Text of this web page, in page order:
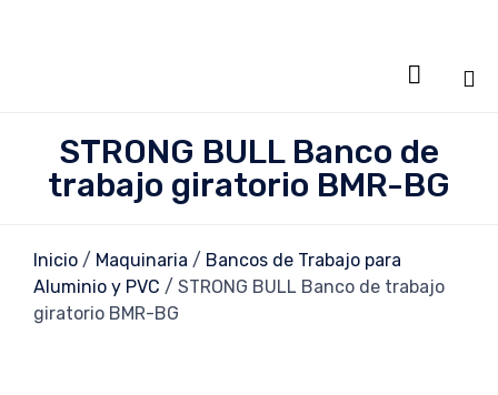

STRONG BULL Banco de
trabajo giratorio BMR-BG
Inicio / Maquinaria / Bancos de Trabajo para
Aluminio y PVC / STRONG BULL Banco de trabajo
giratorio BMR-BG